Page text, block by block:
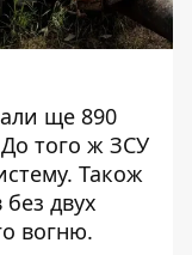
ще 890
До того ж ЗСУ
Також
двух
вогню.